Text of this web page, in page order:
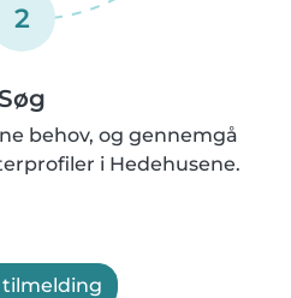
2
behov, og gennemgå
i Hedehusene.
tilmelding